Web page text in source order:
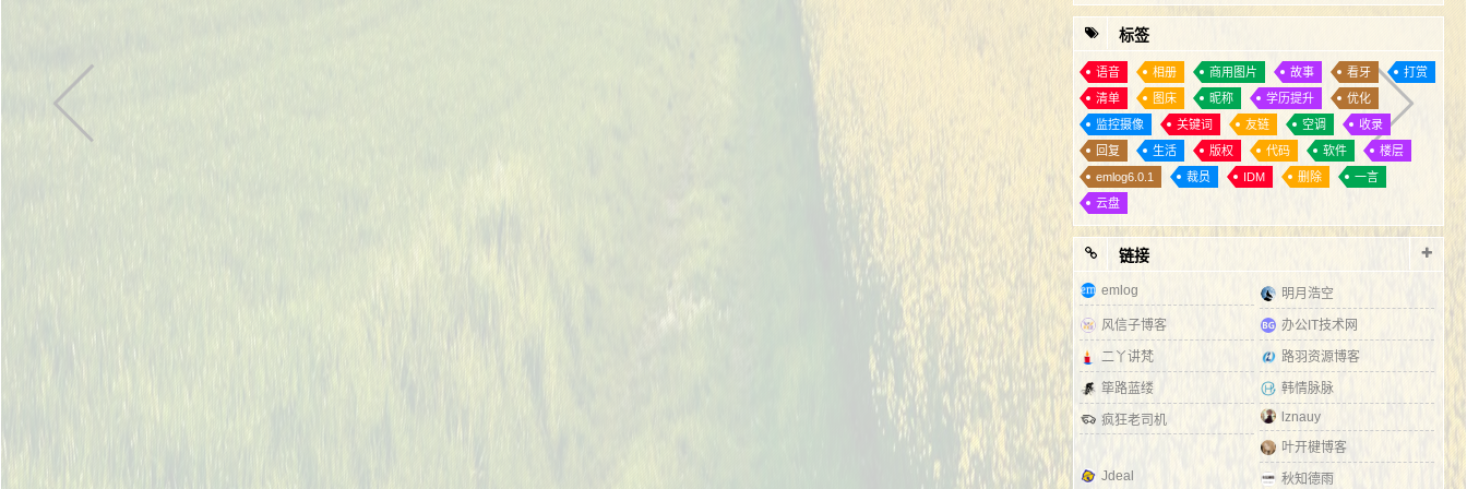
标签
语音 相册 商用图片 故事 看牙
打赏
清单
图床 昵称 学历提升
优化
监控摄像
关键词 友链 空调
收录
回复
生活 版权 代码 软件
楼层
emlog6.0.1
裁员 IDM 删除
一言
云盘
链接
emlog 明月浩空
风信子博客 办公IT技术网
二丫讲梵 路羽资源博客
筚路蓝缕 韩情脉脉
疯狂老司机 lznauy
叶开楗博客
Jdeal
秋知德雨